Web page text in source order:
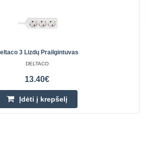
3 Lizdų Prailgintuvas
DELTACO
13.40€
Įdėti į krepšelį